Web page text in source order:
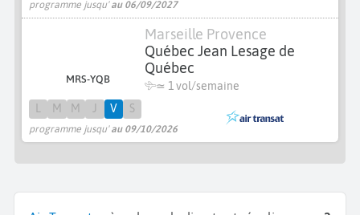
programme jusqu'au 06/09/2027
MRS-YQB
Marseille Provence
Québec Jean Lesage de
Québec
≃ 1 vol/semaine
programme jusqu'au 09/10/2026
L M M J V S